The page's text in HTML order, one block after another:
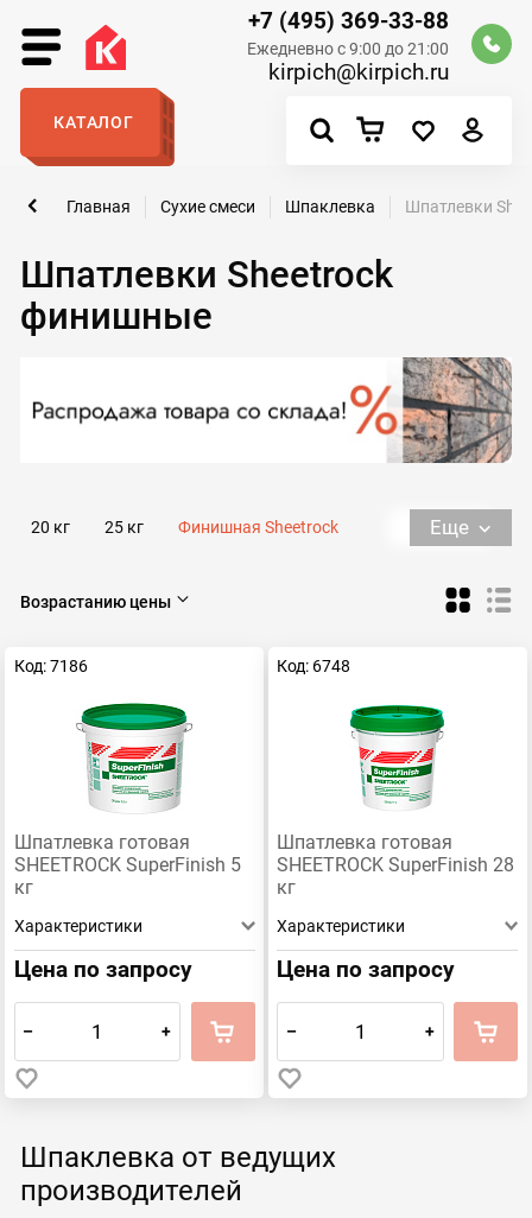
+7 (495) 369-33-88
Ежедневно с 9:00 до 21:00
kirpich@kirpich.ru
КАТАЛОГ
Шпатлевки Sheetrock
финишные
Главная Сухие смеси Шпаклевка Шпатлевки
20 кг 25 кг
Финишная Sheetrock
Финишная полимерная
Knauf
Weber-Vetonit
Еще
Возрастанию цены
Код: 7186
Шпатлевка готовая
SHEETROCK SuperFinish 5
кг
Характеристики
Цена по запросу
– +
Код: 6748
Шпатлевка готовая
SHEETROCK SuperFinish 28
кг
Характеристики
Цена по запросу
– +
Шпаклевка от ведущих
производителей